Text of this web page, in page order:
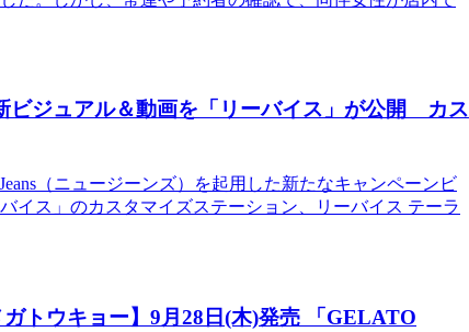
ビジュアル＆動画を「リーバイス」が公開 カス
（ニュージーンズ）を起用した新たなキャンペーンビ
イス」のカスタマイズステーション、リーバイス テーラ
トウキョー】9月28日(木)発売 「GELATO